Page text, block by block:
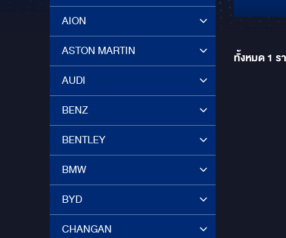
AION
ASTON MARTIN
AUDI
BENZ
BENTLEY
BMW
BYD
CHANGAN
ทั้งหมด1 ร